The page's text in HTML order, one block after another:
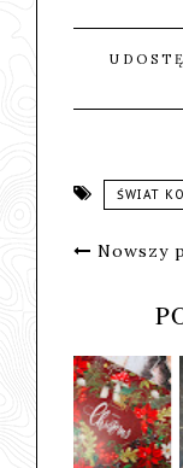
ŚWIAT
Nowszy